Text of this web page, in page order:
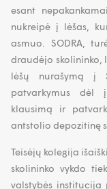
esant
nukreipė į lėšas,
asmuo. SODRA,
draudėjo skolininko,
lėšų nurašymą į
patvarkymus dėl
klausimą ir
antstolio depozitinę
Teisėjų kolegija
skolininko vykdo
valstybės institucija